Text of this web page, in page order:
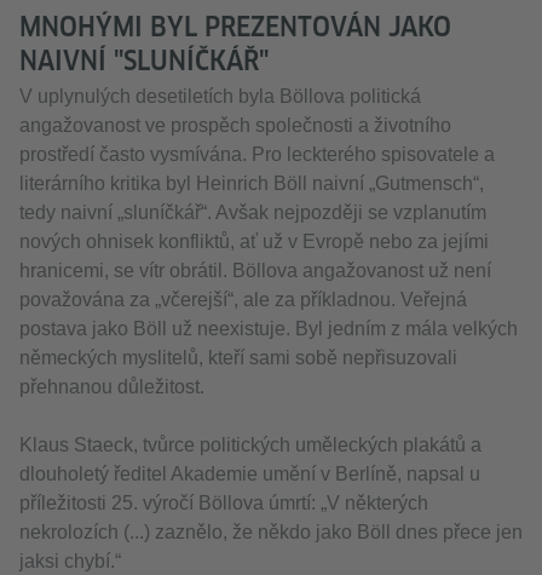
MNOHÝMI BYL PREZENTOVÁN JAKO
NAIVNÍ "SLUNÍČKÁŘ"
V uplynulých desetiletích byla Böllova politická
angažovanost ve prospěch společnosti a životního
prostředí často vysmívána. Pro leckterého spisovatele a
literárního kritika byl Heinrich Böll naivní „Gutmensch“,
tedy naivní „sluníčkář“. Avšak nejpozději se vzplanutím
nových ohnisek konfliktů, ať už v Evropě nebo za jejími
hranicemi, se vítr obrátil. Böllova angažovanost už není
považována za „včerejší“, ale za příkladnou. Veřejná
postava jako Böll už neexistuje. Byl jedním z mála velkých
německých myslitelů, kteří sami sobě nepřisuzovali
přehnanou důležitost.
Klaus Staeck, tvůrce politických uměleckých plakátů a
dlouholetý ředitel Akademie umění v Berlíně, napsal u
příležitosti 25. výročí Böllova úmrtí: „V některých
nekrolozích (...) zaznělo, že někdo jako Böll dnes přece jen
jaksi chybí.“